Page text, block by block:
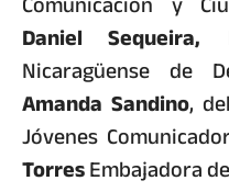
Daniel Sequeira,
Nicaragüense de
Amanda Sandino,
Jóvenes
TorresEmbajadora